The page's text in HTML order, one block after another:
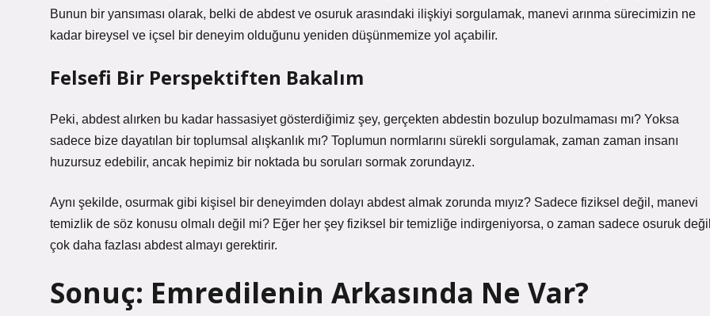
Bunun bir yansıması olarak, belki de abdest ve osuruk arasındaki ilişkiyi sorgulamak, manevi arınma sürecimizin ne
kadar bireysel ve içsel bir deneyim olduğunu yeniden düşünmemize yol açabilir.
Felsefi Bir Perspektiften Bakalım
Peki, abdest alırken bu kadar hassasiyet gösterdiğimiz şey, gerçekten abdestin bozulup bozulmaması mı? Yoksa
sadece bize dayatılan bir toplumsal alışkanlık mı? Toplumun normlarını sürekli sorgulamak, zaman zaman insanı
huzursuz edebilir, ancak hepimiz bir noktada bu soruları sormak zorundayız.
Aynı şekilde, osurmak gibi kişisel bir deneyimden dolayı abdest almak zorunda mıyız? Sadece fiziksel değil, manevi
temizlik de söz konusu olmalı değil mi? Eğer her şey fiziksel bir temizliğe indirgeniyorsa, o zaman sadece osuruk
çok daha fazlası abdest almayı gerektirir.
Sonuç: Emredilenin Arkasında Ne Var?